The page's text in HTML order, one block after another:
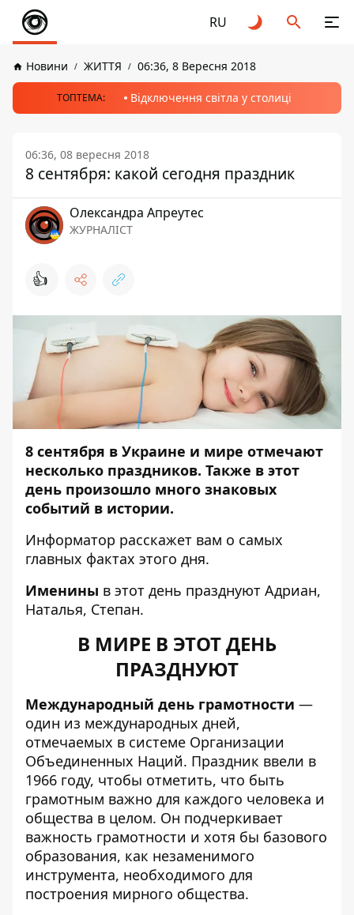
RU
Новини ЖИТТЯ 06:36, 8 Вересня 2018
ТОПТЕМА: Відключення світла у столиці
06:36, 08 вересня 2018
8 сентября: какой сегодня праздник
Олександра Апреутес
ЖУРНАЛІСТ
👍
8 сентября в Украине и мире отмечают
несколько праздников. Также в этот
день произошло много знаковых
событий в истории.
Информатор расскажет вам о самых
главных фактах этого дня.
Именины в этот день празднуют Адриан,
Наталья, Степан.
В МИРЕ В ЭТОТ ДЕНЬ
ПРАЗДНУЮТ
Международный день грамотности —
один из международных дней,
отмечаемых в системе Организации
Объединенных Наций. Праздник ввели в
1966 году, чтобы отметить, что быть
грамотным важно для каждого человека и
общества в целом. Он подчеркивает
важность грамотности и хотя бы базового
образования, как незаменимого
инструмента, необходимого для
построения мирного общества.